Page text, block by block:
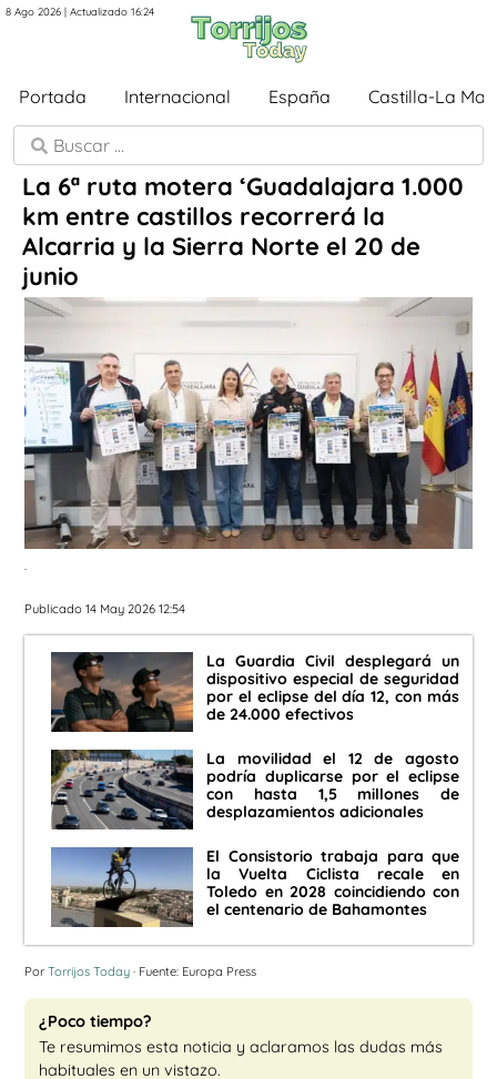
8 Ago 2026 | Actualizado 16:24
Portada Internacional España Castilla-La
La 6ª ruta motera ‘Guadalajara 1.000
km entre castillos recorrerá la
Alcarria y la Sierra Norte el 20 de
junio
.
Publicado 14 May 2026 12:54
La Guardia Civil desplegará un
dispositivo especial de seguridad
por el eclipse del día 12, con más
de 24.000 efectivos
La movilidad el 12 de agosto
podría duplicarse por el eclipse
con hasta 1,5 millones de
desplazamientos adicionales
El Consistorio trabaja para que
la Vuelta Ciclista recale en
Toledo en 2028 coincidiendo con
el centenario de Bahamontes
Por Torrijos Today · Fuente: Europa Press
¿Poco tiempo?
Te resumimos esta noticia y aclaramos las dudas más
habituales en un vistazo.